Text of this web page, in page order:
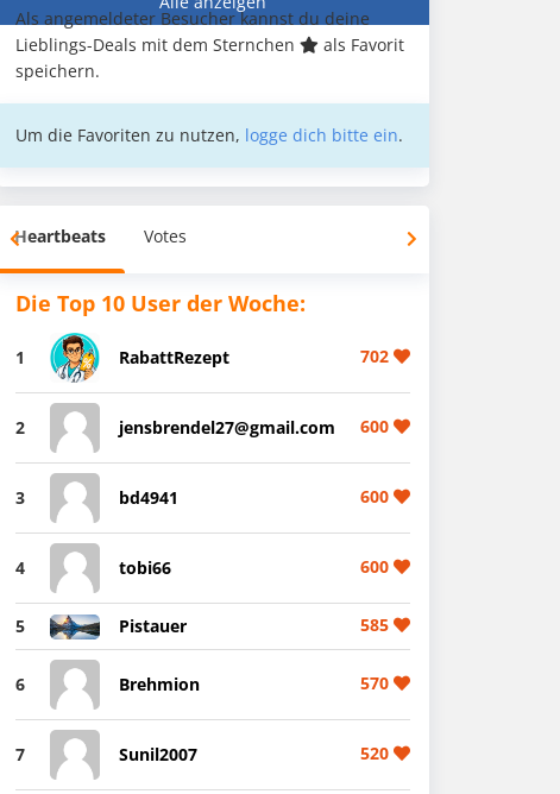
Als angemeldeter Besucher kannst du deine
Lieblings-Deals mit dem Sternchen
als Favorit
speichern.
Um die Favoriten zu nutzen, logge dich bitte ein.
Heartbeats Votes
Die Top 10 User der Woche:
1 RabattRezept 702
2 jensbrendel27@gmail.com 600
3 bd4941 600
4 tobi66 600
5 Pistauer 585
6 Brehmion 570
7 Sunil2007 520